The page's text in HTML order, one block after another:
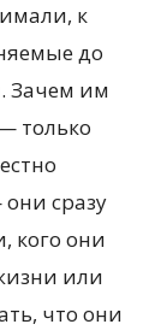
к
до
Зачем им
только
сразу
кого они
или
что они